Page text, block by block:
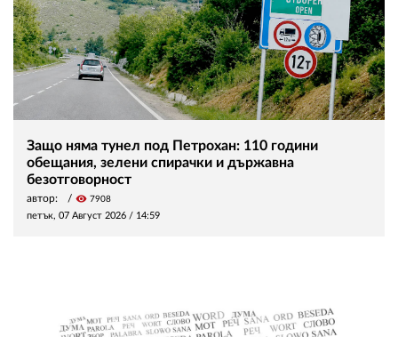
Защо няма тунел под Петрохан: 110 години
обещания, зелени спирачки и държавна
безотговорност
автор: visibility 7908
петък, 07 Август 2026 / 14:59